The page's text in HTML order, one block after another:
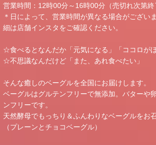
営業時間：12時00分～16時00分（売切れ次第終
＊日によって、営業時間が異なる場合がござい
細は店舗インスタをご確認ください。
☆食べるとなんだか「元気になる」「ココロが
☆不思議なんだけど「また、あれ食べたい」
そんな癒しのベーグルを全国にお届けします。
ベーグルはグルテンフリーで無添加。バターや
ンフリーです。
天然酵母でもっちり＆ふんわりなベーグルをお
（プレーンとチョコベーグル）